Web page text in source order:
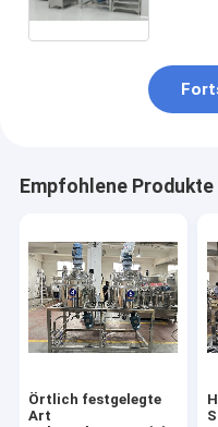
Empfohlene Produkte
Örtlich festgelegte
Art